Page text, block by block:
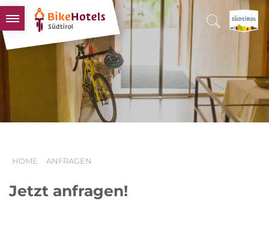
BIKEHOTELS
HOTELS & PAKETE
TOUREN & REVIERE
SÜDTIROL & WIR
HOME ANFRAGEN
Jetzt anfragen!